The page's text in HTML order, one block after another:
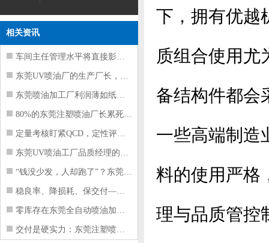
相关资讯
车间主任管理水平将直接影响东莞注塑件
东莞UV喷油厂的生产厂长，到底在给工
东莞喷油加工厂利润薄如纸？这四项基本
80%的东莞注塑喷油厂长累死累活，利
定量考核盯紧QCD，定性评价看好配合
东莞UV喷油工厂品质经理的四项核心管
“钱没少发，人却跑了”？东莞注塑喷油
稳良率、降损耗、保交付——东莞这家U
零库存在东莞全自动喷油加工厂不可行的
交付是硬实力：东莞注塑喷油厂如何用齐
下，拥有优越
质组合使用尤
备结构件都会
一些高端制造
料的使用严格
理与品质管控